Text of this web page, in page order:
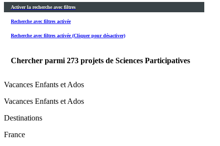
Activer la recherche avec filtres
Recherche avec filtres activée
Recherche avec filtres activée (Cliquer pour désactiver)
Chercher parmi 273 projets de Sciences Participatives
Vacances Enfants et Ados
Vacances Enfants et Ados
Destinations
France